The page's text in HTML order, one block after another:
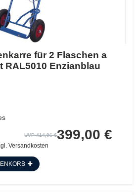
für 2 Flaschen a
RAL5010 Enzianblau
UVP 414,96 €399,00 €
Versandkosten